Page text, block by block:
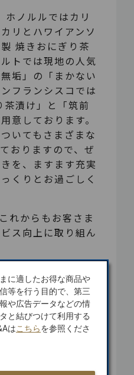
ノルルではカリ
リとハワイアンソ
焼きおにぎり茶
トでは現地の人気
垢」の「まかない
フランシスコでは
茶漬け」と「筑前
意しております。
いてもさまざまな
おりますので、ぜ
を、ますます充実
くりとお過ごしく
れからもお客さま
ス向上に取り組ん
の営業を終了
年5月18日をもっ
ウンジ / サクララウ
ジをご覧ください。
に適したお得な商品や
等を行う目的で、第三
や広告データなどの情
と結びつけて利用する
はこちらを参照くださ